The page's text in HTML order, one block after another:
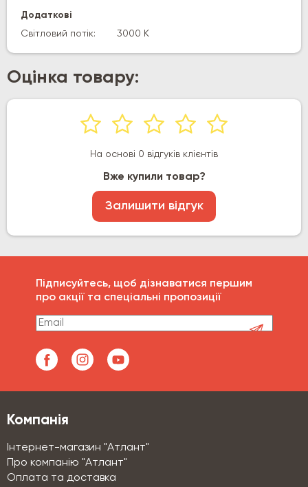
Додаткові
Світловий потік:
3000 К
Оцінка товару:
На основі 0 відгуків клієнтів
Вже купили товар?
Залишити відгук
Підписуйтесь, щоб дізнаватися першим
про акції та спеціальні пропозиції
Компанія
Інтернет-магазин "Атлант"
Про компанію "Атлант"
Оплата та доставка